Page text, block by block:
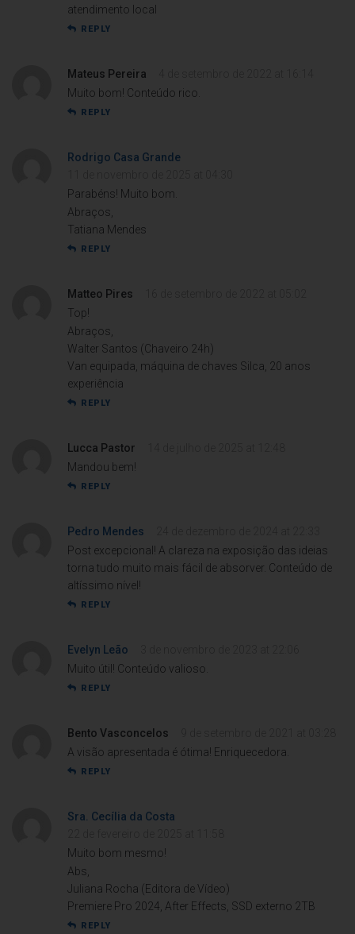
atendimento local
REPLY
Mateus Pereira
Muito bom! Conteúdo rico.
REPLY
Rodrigo Casa Grande
Parabéns! Muito bom.
Abraços,
Tatiana Mendes
REPLY
Matteo Pires
Top!
Abraços,
Walter Santos (Chaveiro 24h)
Van equipada, máquina de chaves Silca, 20 anos
experiência
REPLY
Lucca Pastor
Mandou bem!
REPLY
Pedro Mendes
Post excepcional! A clareza na exposição das ideias
torna tudo muito mais fácil de absorver. Conteúdo de
altíssimo nível!
REPLY
Evelyn Leão
Muito útil! Conteúdo valioso.
REPLY
Bento Vasconcelos
A visão apresentada é ótima! Enriquecedora.
REPLY
Sra. Cecília da Costa
Muito bom mesmo!
Abs,
Juliana Rocha (Editora de Vídeo)
Premiere Pro 2024, After Effects, SSD externo 2TB
REPLY